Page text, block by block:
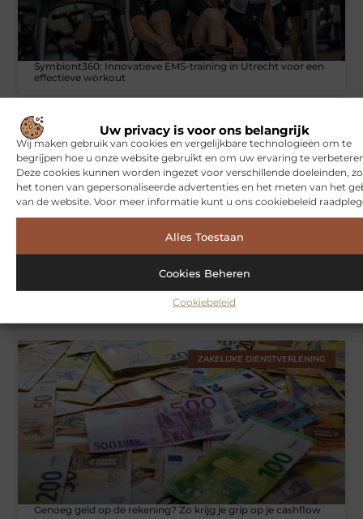
Uw privacy is voor ons belangrijk
Wij maken gebruik van cookies en vergelijkbare technologieën om te
begrijpen hoe u onze website gebruikt en om uw ervaring te
Deze cookies kunnen worden ingezet voor verschillende doeleinden,
het tonen van gepersonaliseerde advertenties en het meten van het
van de website. Voor meer informatie kunt u ons cookiebeleid
Alles Toestaan
Cookies Beheren
Cookiebeleid
Symbiont360: Innovatieve EMS-training in Utrecht voor een
effectieve workout
WONINGEN
Hoe je jouw woning in Amsterdam beter beschermt tegen
ZAKELIJKE DIENSTVERLENING
Genoeg geld op de rekening? Zo krijg je grip op je cashflow